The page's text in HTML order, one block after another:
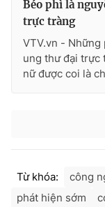
THỜI BÁO VTV
Cơ quan chủ quản:
Cơ quan báo chí:
Béo phì là
trực tràng
VTV.vn -
ung thư đại trực
nữ được coi là
Từ khóa: công
phát hiện sớm